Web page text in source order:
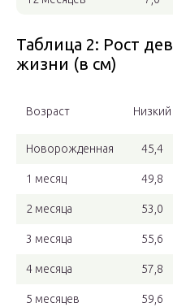
Таблица 2: Рост
жизни (в см)
Возраст Низкий
Новорожденная 45,4
1 месяц 49,8
2 месяца 53,0
3 месяца 55,6
4 месяца 57,8
5 месяцев 59,6